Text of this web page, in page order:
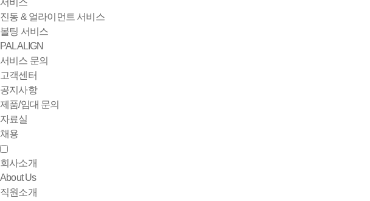
서비스
진동 & 얼라이먼트 서비스
볼팅 서비스
PALALIGN
서비스 문의
고객센터
공지사항
제품/임대 문의
자료실
채용
회사소개
About Us
직원소개